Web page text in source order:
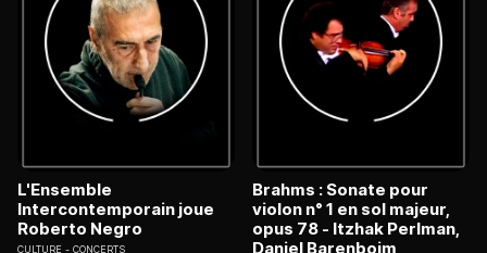
L'Ensemble
Intercontemporain joue
Roberto Negro
CULTURE CONCERTS
Brahms : Sonate pour
violon n° 1 en sol majeur,
opus 78 - Itzhak Perlman,
Daniel Barenboim